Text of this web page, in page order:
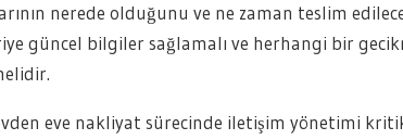
nerede olduğunu ve ne zaman teslim
güncel bilgiler sağlamalı ve herhangi bir
eve nakliyat sürecinde iletişim yönetimi